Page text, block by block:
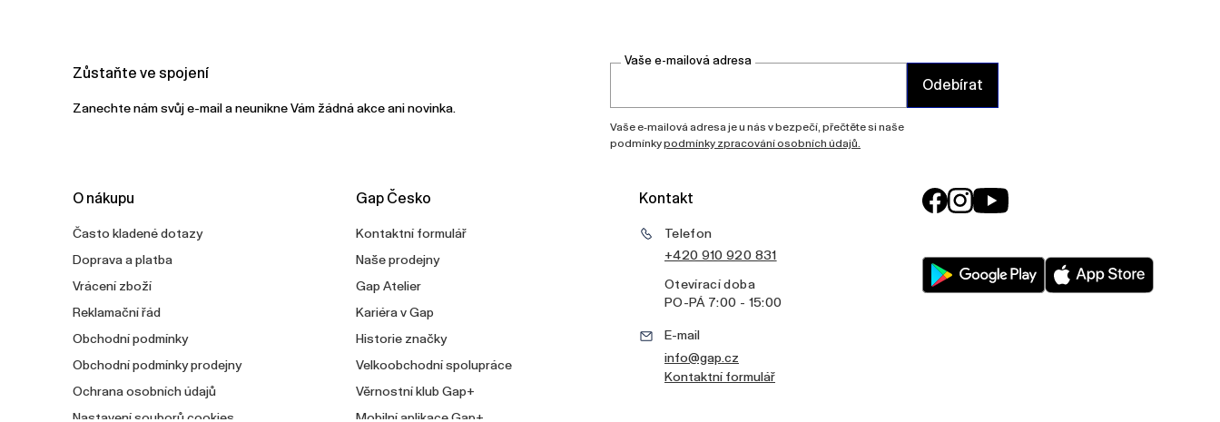
Zůstaňte ve spojení
Zanechte nám svůj e-mail a neunikne Vám žádná akce ani novinka.
Vaše e-mailová adresa
Odebírat
Vaše e-mailová adresa je u nás v bezpečí, přečtěte si naše
podmínkypodmínky zpracování osobních údajů.
O nákupu
Často kladené dotazy
Doprava a platba
Vrácení zboží
Reklamační řád
Obchodní podmínky
Obchodní podmínky prodejny
Ochrana osobních údajů
Nastavení souborů cookies
Gap Česko
Kontaktní formulář
Naše prodejny
Gap Atelier
Kariéra v Gap
Historie značky
Velkoobchodní spolupráce
Věrnostní klub Gap+
Mobilní aplikace Gap+
Kontakt
Telefon
+420 910 920 831
Otevírací doba
PO-PÁ 7:00 - 15:00
E-mail
info@gap.cz
Kontaktní formulář